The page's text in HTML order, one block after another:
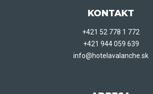
KONTAKT
+421 52 778 1 772
+421 944 059 639
info@hotelavalanche.sk